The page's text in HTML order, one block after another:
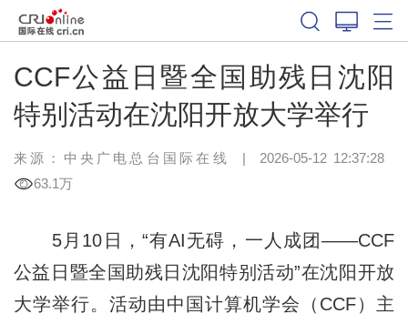
CCF公益日暨全国助残日沈阳
特别活动在沈阳开放大学举行
来源：中央广电总台国际在线 | 2026-05-12 12:37:28
63.1万
5月10日，“有AI无碍，一人成团——CCF
公益日暨全国助残日沈阳特别活动”在沈阳开放
大学举行。活动由中国计算机学会（CCF）主